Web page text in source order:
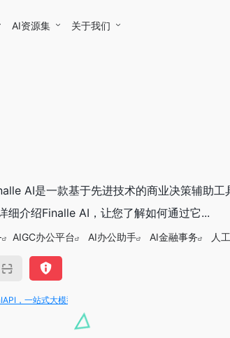
AI资源集 关于我们
AI是一款基于先进技术的商业决策辅助
细介绍Finalle AI，让您了解如何通过它...
AIGC办公平台 AI办公助手 AI金融事务 人
大模型API聚合平台